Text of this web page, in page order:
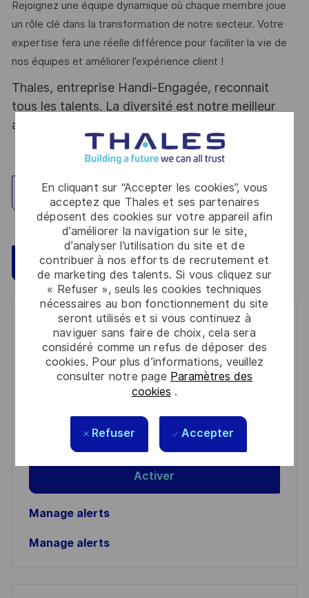
En cliquant sur “Accepter les cookies”, vous
acceptez que Thales et ses partenaires
déposent des cookies sur votre appareil afin
d’améliorer la navigation sur le site,
d’analyser l’utilisation du site et de
contribuer à nos efforts de recrutement et
de marketing des talents. Si vous cliquez sur
« Refuser », seuls les cookies techniques
nécessaires au bon fonctionnement du site
seront utilisés et si vous continuez à
naviguer sans faire de choix, cela sera
considéré comme un refus de déposer des
cookies. Pour plus d’informations, veuillez
consulter notre page Paramètres des
cookies .
Refuser Accepter
Rejoignez une équipe dynamique où chaque membre joue
un rôle clé dans la transformation de notre secteur. Votre
expertise fera une réelle différence pour faciliter la vie de
nos équipes et améliorer l’expérience client !
Thales, entreprise Handi-Engagée, reconnait
tous les talents. La diversité est notre meilleur
atout. Postulez et rejoignez nous !
Explorez un site
Postulez maintenant Sauvegarder
Get notified for similar jobs
You'll receive updates once a week
Lire et accepter les conditions de traitement des
Activer
Manage alerts
Manage alerts